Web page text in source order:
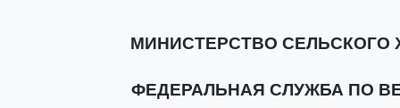
МИНИСТЕРСТВО СЕЛЬСКОГО
ФЕДЕРАЛЬНАЯ СЛУЖБА ПО